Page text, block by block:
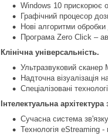
Windows 10 прискорює
Графічний процесор
Нові алгоритми обробки
Програма Zero Click –
Клінічна універсальність.
Ультразвуковий сканер
Надточна візуалізація
Спеціалізовані
Інтелектуальна архітектура
Сучасна система
Технологія eStreaming -